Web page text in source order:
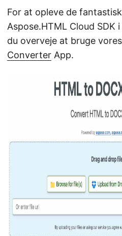
For at opleve de
Aspose.HTML Cloud SDK
du overveje at bruge
Converter App.